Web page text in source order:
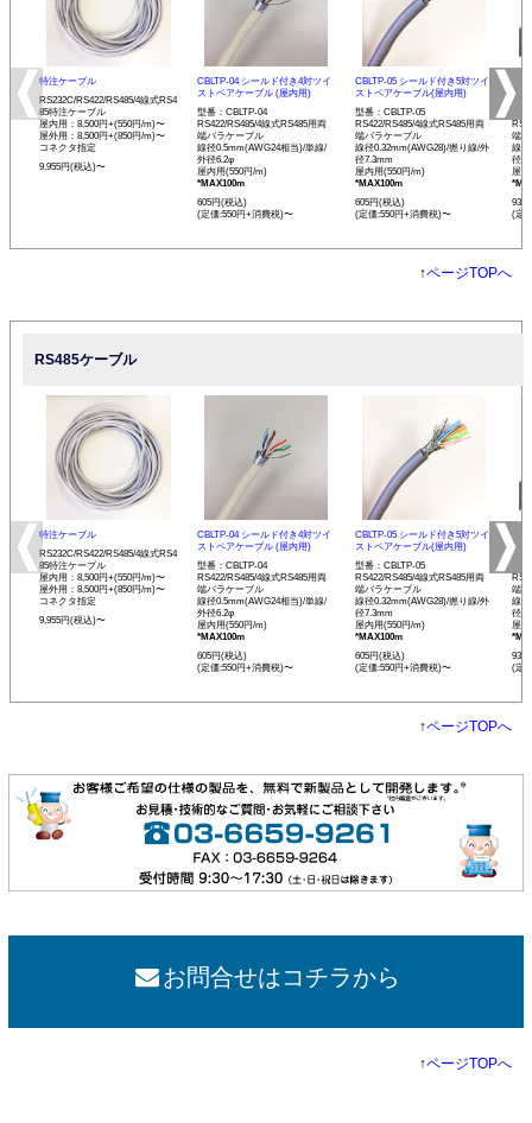
特注ケーブル
RS232C/RS422/RS485/4線式RS4
85特注ケーブル
屋内用：8,500円+(550円/m)〜
屋外用：8,500円+(850円/m)〜
コネクタ指定
9,955円(税込)〜
CBLTP-04 シールド付き4対ツイ
ストペアケーブル (屋内用)
型番：CBLTP-04
RS422/RS485/4線式RS485用両
端バラケーブル
線径0.5mm(AWG24相当)/単線/
外径6.2φ
屋内用(550円/m)
*MAX100m
605円(税込)
(定価:550円+消費税)〜
CBLTP-05 シールド付き5対ツイ
ストペアケーブル(屋内用)
型番：CBLTP-05
RS422/RS485/4線式RS485用両
端バラケーブル
線径0.32mm(AWG28)/撚り線/外
径7.3mm
屋内用(550円/m)
*MAX100m
605円(税込)
(定価:550円+消費税)〜
イ
端
線
径
屋
935
(定
↑ページTOPへ
RS485ケーブル
特注ケーブル
RS232C/RS422/RS485/4線式RS4
85特注ケーブル
屋内用：8,500円+(550円/m)〜
屋外用：8,500円+(850円/m)〜
コネクタ指定
9,955円(税込)〜
CBLTP-04 シールド付き4対ツイ
ストペアケーブル (屋内用)
型番：CBLTP-04
RS422/RS485/4線式RS485用両
端バラケーブル
線径0.5mm(AWG24相当)/単線/
外径6.2φ
屋内用(550円/m)
*MAX100m
605円(税込)
(定価:550円+消費税)〜
CBLTP-05 シールド付き5対ツイ
ストペアケーブル(屋内用)
型番：CBLTP-05
RS422/RS485/4線式RS485用両
端バラケーブル
線径0.32mm(AWG28)/撚り線/外
径7.3mm
屋内用(550円/m)
*MAX100m
605円(税込)
(定価:550円+消費税)〜
イ
端
線
径
屋
935
(定
↑ページTOPへ
お問合せはコチラから
↑ページTOPへ